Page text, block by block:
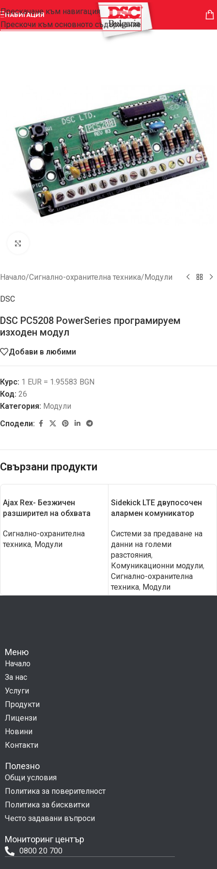
Прескачане към навигация
Прескочи към основното съдържание
НАВИГАЦИЯ
Начало/Сигнално-охранителна техника/Модули
DSC
DSC PC5208 PowerSeries програмируем
изходен модул
Добави в любими
Курс: 1 EUR = 1.95583 BGN
Код: 26
Категория: Модули
Сподели:
Свързани продукти
Ajax Rex- Безжичен
разширител на обхвата
Сигнално-охранителна
техника, Модули
Sidekick LTE двупосочен
алармен комуникатор
Системи за предаване на
данни на големи
разстояния,
Комуникационни модули,
Сигнално-охранителна
техника, Модули
Меню
Начало
За нас
Услуги
Продукти
Лицензи
Новини
Контакти
Полезно
Общи условия
Политика за поверителност
Политика за бисквитки
Често задавани въпроси
Мониторинг център
0800 20 700